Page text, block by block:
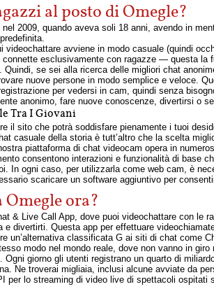
al posto di Omegle?
2009, quando aveva soli 18 anni, avendo in
videochattare avviene in modo casuale (quindi
esclusivamente con ragazze — questa la
Quindi, se sei alla ricerca delle migliori chat
nuove persone in modo semplice e veloce.
per vedersi in cam, quindi senza
anonimo, fare nuove conoscenze, divertirsi o
Tra I Giovani
il sito che potrà soddisfare pienamente i tuoi
casuale della storia è tutt’altro che la scelta
piattaforma di chat videocam opera in
consentono interazioni e funzionalità di base
In ogni caso, per utilizzarla come web cam, è
scaricare un software aggiuntivo per
ora?
& Live Call App, dove puoi videochattare con
e divertirti. Questa app per effettuare
un’alternativa classificata G ai siti di chat come
modo nel mondo reale, dove non vanno in
Ogni giorno gli utenti registrano un quarto di
Ne troverai migliaia, inclusi alcune avviate da
per lo streaming di video live di spettacoli ospitati